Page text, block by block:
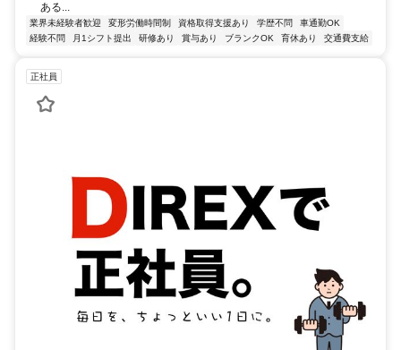
ある...
業界未経験者歓迎 変形労働時間制 資格取得支援あり 学歴不問
車通勤OK
経験不問
月1シフト提出 研修あり 賞与あり ブランクOK 育休あり 交通費支給
正社員